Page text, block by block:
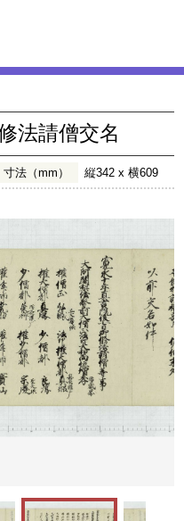
法請僧交名
寸法（mm） 縦342 x 横609